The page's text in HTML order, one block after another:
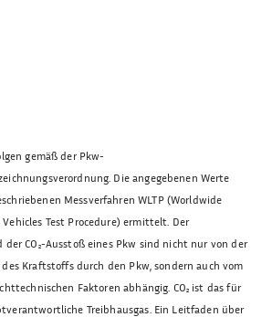
gemäß der Pkw-
Die angegebenen Werte
Messverfahren WLTP (Worldwide
Test Procedure) ermittelt. Der
CO₂-Ausstoß eines Pkw sind nicht nur von der
Kraftstoffs durch den Pkw, sondern auch vom
Faktoren abhängig. CO₂ ist das für
Treibhausgas. Ein Leitfaden über